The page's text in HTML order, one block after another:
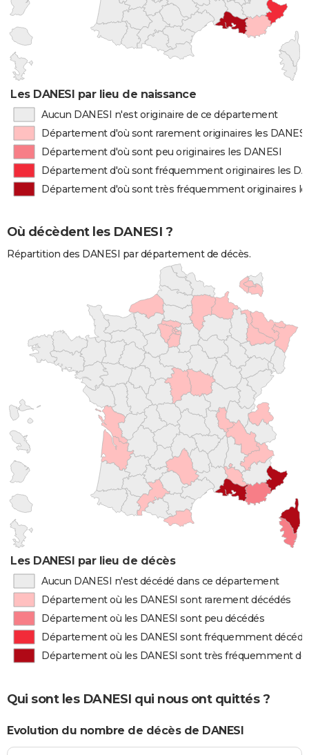
Les DANESI par lieu de naissance
Aucun DANESI n'est originaire de ce département
Département d'où sont rarement originaires les DANESI
Département d'où sont peu originaires les DANESI
Département d'où sont fréquemment originaires les
Département d'où sont très fréquemment originaires
Où décèdent les DANESI ?
Répartition des DANESI par département de décès.
Les DANESI par lieu de décès
Aucun DANESI n'est décédé dans ce département
Département où les DANESI sont rarement décédés
Département où les DANESI sont peu décédés
Département où les DANESI sont fréquemment
Département où les DANESI sont très fréquemment
Qui sont les DANESI qui nous ont quittés ?
Evolution du nombre de décès de DANESI